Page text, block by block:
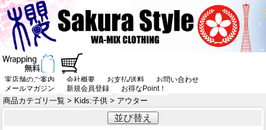
実店舗のご案内 会社概要 お支払/送料
お問い合わせ
メールマガジン
新規会員登録 お得なPoint！
商品カテゴリ一覧 > Kids:子供 > アウター
並び替え